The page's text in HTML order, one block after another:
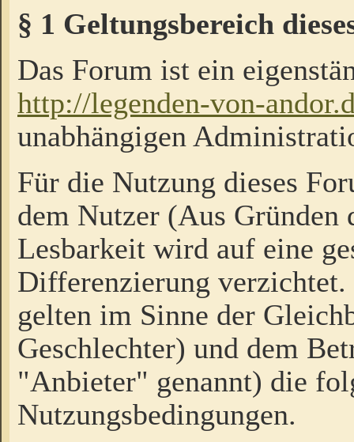
§ 1 Geltungsbereich
Das Forum ist ein
http://legenden-von-
unabhängigen
Für die Nutzung dieses
dem Nutzer (Aus Gründen
Lesbarkeit wird auf eine
Differenzierung
gelten im Sinne der
Geschlechter) und dem
"Anbieter" genannt) die
Nutzungsbedingungen.